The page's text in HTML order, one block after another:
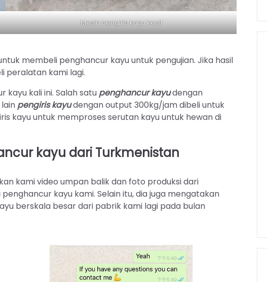
Mesin pengiris kayu kecil
membeli penghancur kayu untuk pengujian. Jika hasil
peralatan kami lagi.
kali ini. Salah satu penghancur kayudengan
pengiris kayudengan output 300kg/jam dibeli untuk
kayu untuk memproses serutan kayu untuk hewan di
kayu dari Turkmenistan
kami video umpan balik dan foto produksi dari
kayu kami. Selain itu, dia juga mengatakan
berskala besar dari pabrik kami lagi pada bulan